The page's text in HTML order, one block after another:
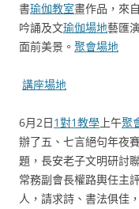
書瑜伽教室畫作品，來
吟誦及文瑜伽場地藝匯
面前美景。 聚會場地
講座場地
6月2日1對1教學 上午聚
辦了五、七言絕句年夜
題，長安老子文明研討
常務副會長權路輿任主
人，請求詩、書法俱佳